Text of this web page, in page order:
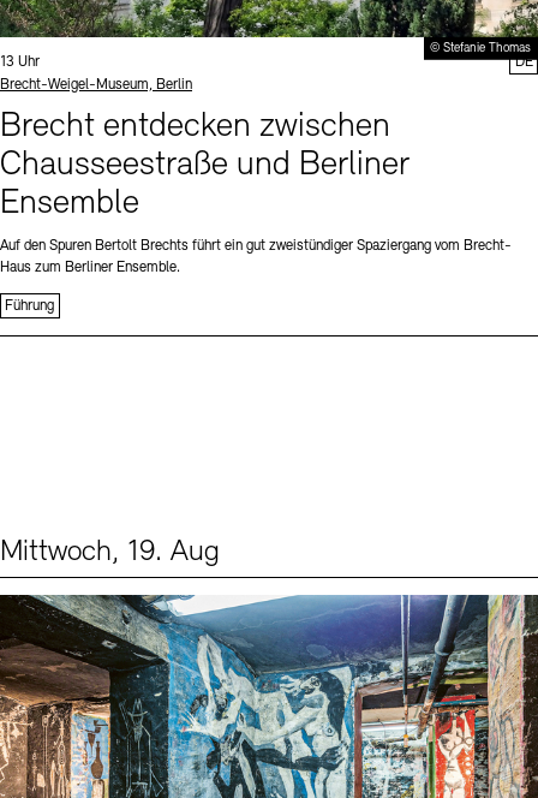
© Stefanie Thomas
Uhrzeit:
13 Uhr
Standort
Brecht-Weigel-Museum, Berlin
Brecht entdecken zwischen
Chausseestraße und Berliner
Ensemble
Auf den Spuren Bertolt Brechts führt ein gut zweistündiger Spaziergang vom Brecht-
Haus zum Berliner Ensemble.
Führung
DE
Mittwoch, 19. Aug